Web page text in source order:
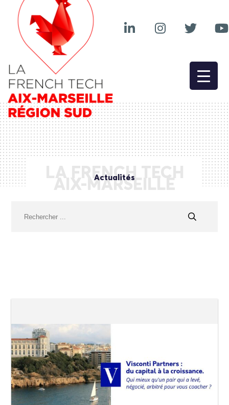
LA FRENCH TECH
AIX-MARSEILLE
Actualités